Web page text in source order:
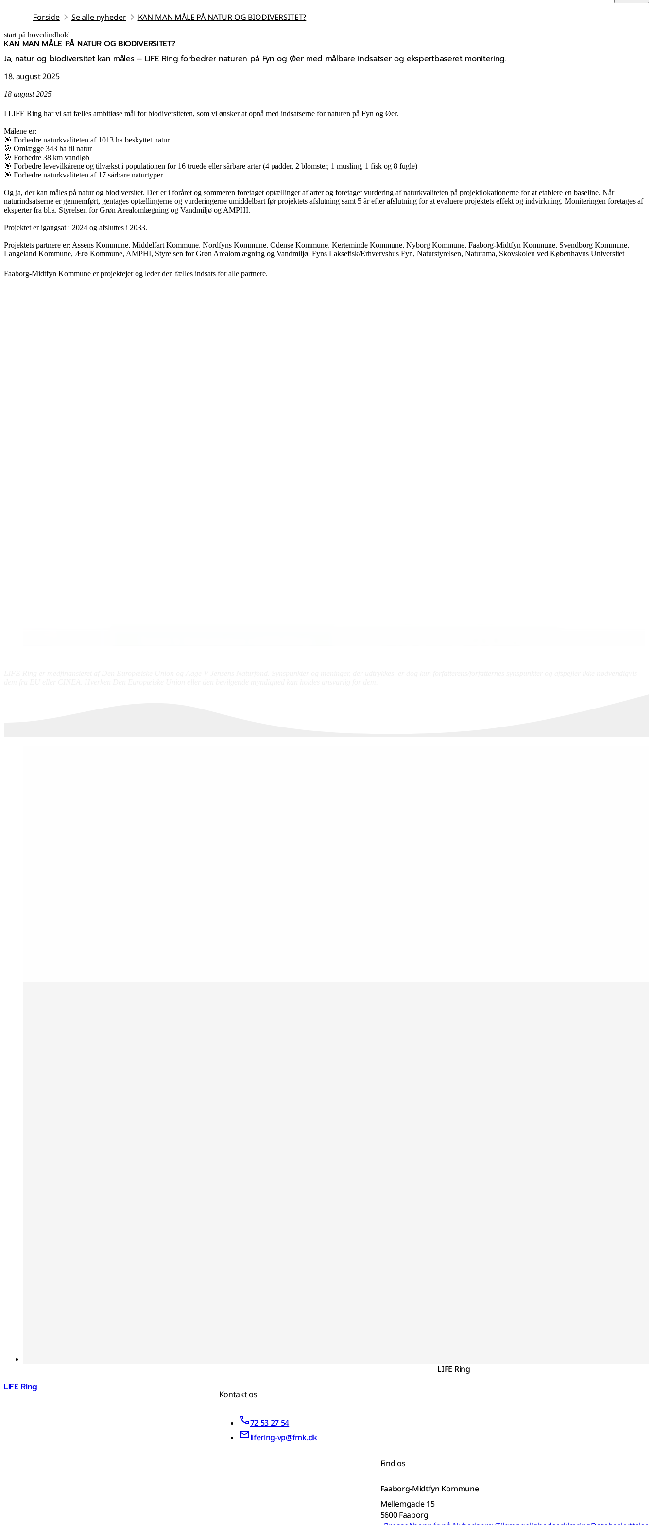
Forside Se alle nyheder KAN MAN MÅLE PÅ NATUR OG BIODIVERSITET?
start på hovedindhold
KAN MAN MÅLE PÅ NATUR OG BIODIVERSITET?
Ja, natur og biodiversitet kan måles – LIFE Ring forbedrer naturen på Fyn og Øer med målbare indsatser og ekspertbaseret monitering.
18. august 2025
senest opdateret 13. november 2025
18 august 2025
I LIFE Ring har vi sat fælles ambitiøse mål for biodiversiteten, som vi ønsker at opnå med indsatserne for naturen på Fyn og Øer.
Målene er:
🎯 Forbedre naturkvaliteten af 1013 ha beskyttet natur
🎯 Omlægge 343 ha til natur
🎯 Forbedre 38 km vandløb
🎯 Forbedre levevilkårene og tilvækst i populationen for 16 truede eller sårbare arter (4 padder, 2 blomster, 1 musling, 1 fisk og 8 fugle)
🎯 Forbedre naturkvaliteten af 17 sårbare naturtyper
Og ja, der kan måles på natur og biodiversitet. Der er i foråret og sommeren foretaget optællinger af arter og foretaget vurdering af naturkvaliteten på projektlokationerne for at etablere en baseline. Når
naturindsatserne er gennemført, gentages optællingerne og vurderingerne umiddelbart før projektets afslutning samt 5 år efter afslutning for at evaluere projektets effekt og indvirkning. Moniteringen foretages af
eksperter fra bl.a. Styrelsen for Grøn Arealomlægning og Vandmiljø og AMPHI.
Projektet er igangsat i 2024 og afsluttes i 2033.
Projektets partnere er: Assens Kommune, Middelfart Kommune, Nordfyns Kommune, Odense Kommune, Kerteminde Kommune, Nyborg Kommune, Faaborg-Midtfyn Kommune, Svendborg Kommune,
Langeland Kommune, Ærø Kommune, AMPHI, Styrelsen for Grøn Arealomlægning og Vandmiljø, Fyns Laksefisk/Erhvervshus Fyn, Naturstyrelsen, Naturama, Skovskolen ved Københavns Universitet
Faaborg-Midtfyn Kommune er projektejer og leder den fælles indsats for alle partnere.
LIFE Ring
LIFE Ring
Kontakt os
72 53 27 54
lifering-vp@fmk.dk
Find os
Faaborg-Midtfyn Kommune
Mellemgade 15
5600 Faaborg